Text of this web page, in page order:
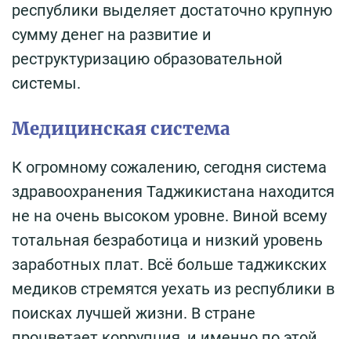
республики выделяет достаточно крупную
сумму денег на развитие и
реструктуризацию образовательной
системы.
Медицинская система
К огромному сожалению, сегодня система
здравоохранения Таджикистана находится
не на очень высоком уровне. Виной всему
тотальная безработица и низкий уровень
заработных плат. Всё больше таджикских
медиков стремятся уехать из республики в
поисках лучшей жизни. В стране